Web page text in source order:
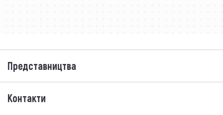
Представництва
Контакти